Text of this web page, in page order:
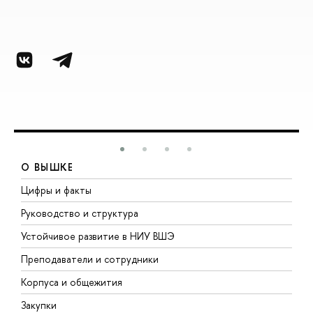
О ВЫШКЕ
Цифры и факты
Руководство и структура
Устойчивое развитие в НИУ ВШЭ
Преподаватели и сотрудники
Корпуса и общежития
Закупки